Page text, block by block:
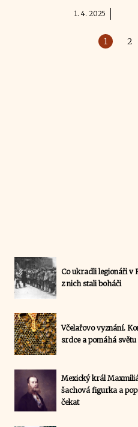
1. 4. 2025
1 2
Co ukradli legionáři v
z nich stali boháči
Včelařovo vyznání.
srdce a pomáhá světu
Mexický král
šachová figurka a
čekat